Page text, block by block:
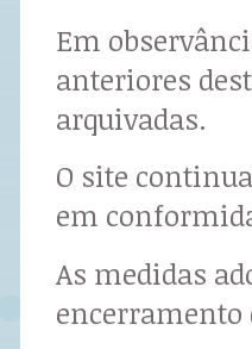
Em
anteriores
arquivadas.
O site
em
As medidas
encerramento